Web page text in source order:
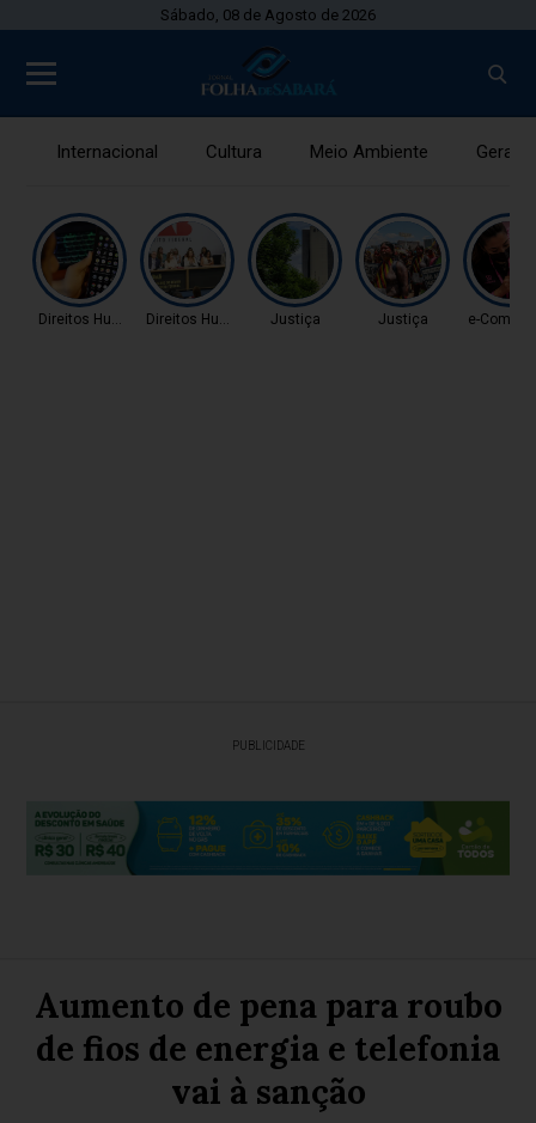
Sábado, 08 de Agosto de 2026
Internacional Cultura Meio Ambiente Gerais
Direitos HumanosDireitos Humanos Justiça Justiça e-
PUBLICIDADE
Aumento de pena para roubo
de fios de energia e telefonia
vai à sanção